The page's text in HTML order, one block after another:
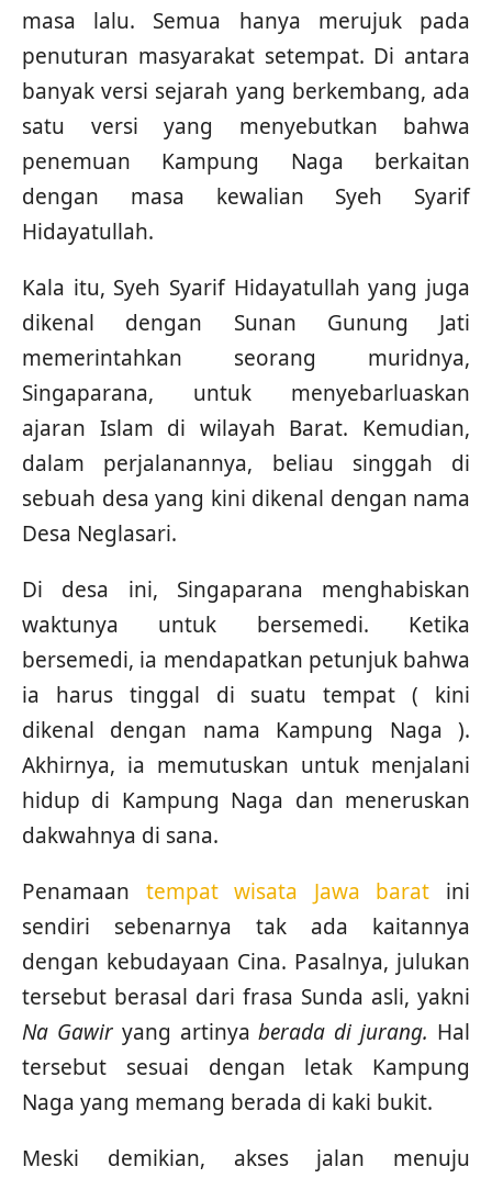
masa lalu. Semua hanya merujuk pada
penuturan masyarakat setempat. Di antara
banyak versi sejarah yang berkembang, ada
satu versi yang menyebutkan bahwa
penemuan Kampung Naga berkaitan
dengan masa kewalian Syeh Syarif
Hidayatullah.
Kala itu, Syeh Syarif Hidayatullah yang juga
dikenal dengan Sunan Gunung Jati
memerintahkan seorang muridnya,
Singaparana, untuk menyebarluaskan
ajaran Islam di wilayah Barat. Kemudian,
dalam perjalanannya, beliau singgah di
sebuah desa yang kini dikenal dengan nama
Desa Neglasari.
Di desa ini, Singaparana menghabiskan
waktunya untuk bersemedi. Ketika
bersemedi, ia mendapatkan petunjuk bahwa
ia harus tinggal di suatu tempat ( kini
dikenal dengan nama Kampung Naga ).
Akhirnya, ia memutuskan untuk menjalani
hidup di Kampung Naga dan meneruskan
dakwahnya di sana.
Penamaan tempat wisata Jawa barat ini
sendiri sebenarnya tak ada kaitannya
dengan kebudayaan Cina. Pasalnya, julukan
tersebut berasal dari frasa Sunda asli, yakni
Na Gawiryang artinyaberada di jurang. Hal
tersebut sesuai dengan letak Kampung
Naga yang memang berada di kaki bukit.
Meski demikian, akses jalan menuju